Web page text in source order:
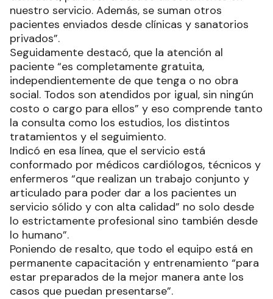
nuestro servicio. Además, se suman otros
pacientes enviados desde clínicas y sanatorios
privados”.
Seguidamente destacó, que la atención al
paciente “es completamente gratuita,
independientemente de que tenga o no obra
social. Todos son atendidos por igual, sin ningún
costo o cargo para ellos” y eso comprende tanto
la consulta como los estudios, los distintos
tratamientos y el seguimiento.
Indicó en esa línea, que el servicio está
conformado por médicos cardiólogos, técnicos y
enfermeros “que realizan un trabajo conjunto y
articulado para poder dar a los pacientes un
servicio sólido y con alta calidad” no solo desde
lo estrictamente profesional sino también desde
lo humano”.
Poniendo de resalto, que todo el equipo está en
permanente capacitación y entrenamiento “para
estar preparados de la mejor manera ante los
casos que puedan presentarse”.